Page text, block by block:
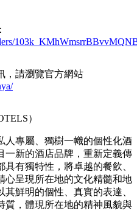
，請瀏覽官方網站
）
人專屬、獨樹一幟的個性化酒
一新的酒店品牌，重新定義傳
有獨特性，將卓越的餐飲、
心呈現所在地的文化精髓和地
鮮明的個性、真實的表達、
質，體現所在地的精神風貌與